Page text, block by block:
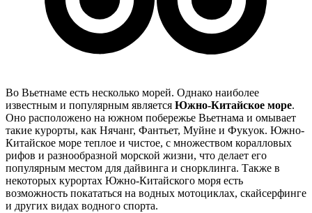
Во Вьетнаме есть несколько морей. Однако наиболее
известным и популярным является Южно-Китайское море.
Оно расположено на южном побережье Вьетнама и омывает
такие курорты, как Нячанг, Фантьет, Муйне и Фукуок. Южно-
Китайское море теплое и чистое, с множеством коралловых
рифов и разнообразной морской жизни, что делает его
популярным местом для дайвинга и снорклинга. Также в
некоторых курортах Южно-Китайского моря есть
возможность покататься на водных мотоциклах, скайсерфинге
и других видах водного спорта.